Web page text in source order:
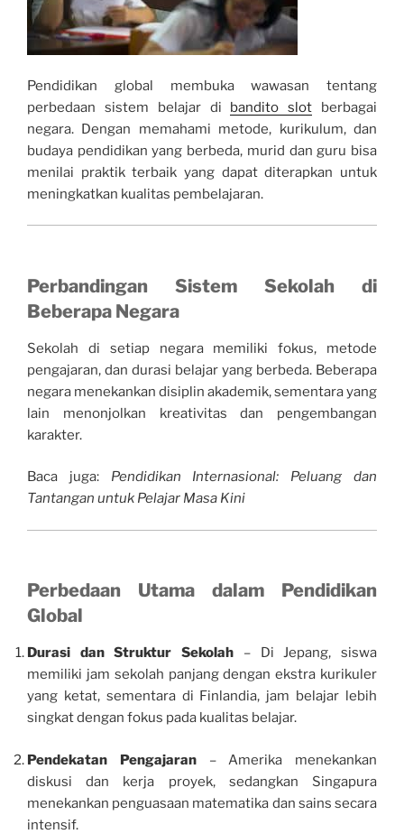
Pendidikan global membuka wawasan tentang
perbedaan sistem belajar di bandito slot berbagai
negara. Dengan memahami metode, kurikulum, dan
budaya pendidikan yang berbeda, murid dan guru bisa
menilai praktik terbaik yang dapat diterapkan untuk
meningkatkan kualitas pembelajaran.
Perbandingan Sistem Sekolah di
Beberapa Negara
Sekolah di setiap negara memiliki fokus, metode
pengajaran, dan durasi belajar yang berbeda. Beberapa
negara menekankan disiplin akademik, sementara yang
lain menonjolkan kreativitas dan pengembangan
karakter.
Baca juga: Pendidikan Internasional: Peluang dan
Tantangan untuk Pelajar Masa Kini
Perbedaan Utama dalam Pendidikan
Global
Durasi dan Struktur Sekolah – Di Jepang, siswa
memiliki jam sekolah panjang dengan ekstra kurikuler
yang ketat, sementara di Finlandia, jam belajar lebih
singkat dengan fokus pada kualitas belajar.
Pendekatan Pengajaran– Amerika menekankan
diskusi dan kerja proyek, sedangkan Singapura
menekankan penguasaan matematika dan sains secara
intensif.